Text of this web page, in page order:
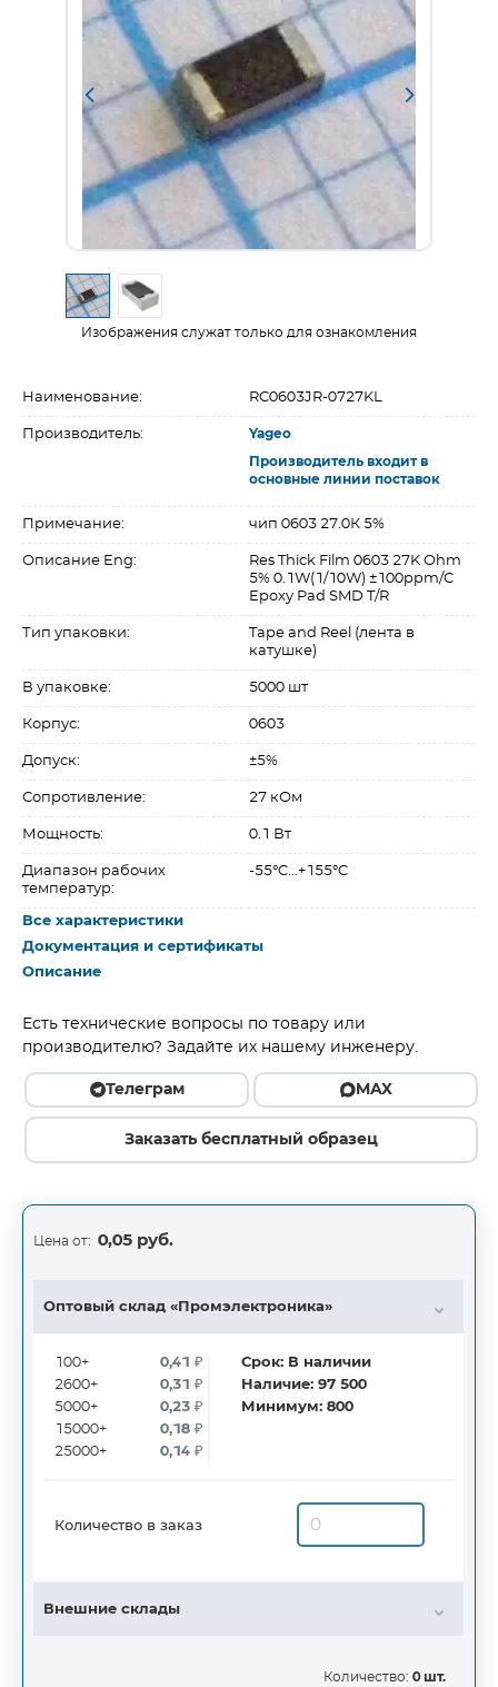
Изображения служат только для ознакомления
Наименование: RC0603JR-0727KL
Производитель: Yageo
Производитель входит в
основные линии поставок
Примечание: чип 0603 27.0К 5%
Описание Eng:
Res Thick Film 0603 27K Ohm
5% 0.1W(1/10W) ±100ppm/C
Epoxy Pad SMD T/R
Тип упаковки:
Tape and Reel (лента в
катушке)
В упаковке: 5000 шт
Корпус: 0603
Допуск: ±5%
Сопротивление: 27 кОм
Мощность: 0.1 Вт
Диапазон рабочих
температур:
-55°C...+155°C
Все характеристики
Документация и сертификаты
Описание
Есть технические вопросы по товару или
производителю? Задайте их нашему инженеру.
Телеграм MAX
Заказать бесплатный образец
Цена от: 0,05 руб.
Оптовый склад «Промэлектроника»
100+
2600+
5000+
15000+
25000+
0,41₽
0,31₽
0,23₽
0,18₽
0,14₽
Срок: В наличии
Наличие:97 500
Минимум:800
Количество в заказ
Внешние склады
Количество: 0 шт.